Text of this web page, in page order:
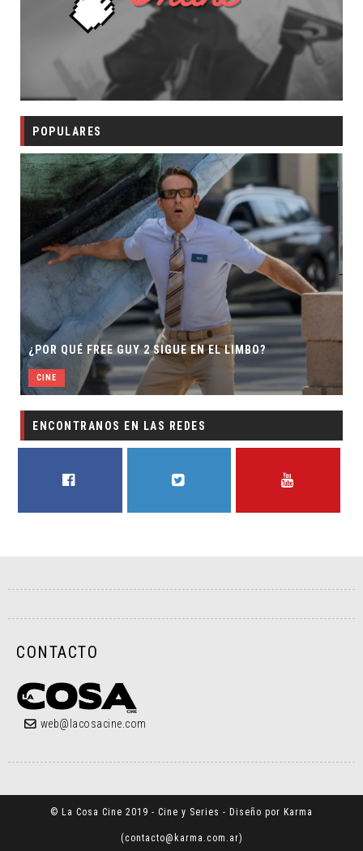
POPULARES
¿POR QUÉ FREE GUY 2 SIGUE EN EL LIMBO?
CINE
ENCONTRANOS EN LAS REDES
CONTACTO
web@lacosacine.com
© La Cosa Cine 2019 - Cine y Series - Diseño por Karma
(contacto@karma.com.ar)